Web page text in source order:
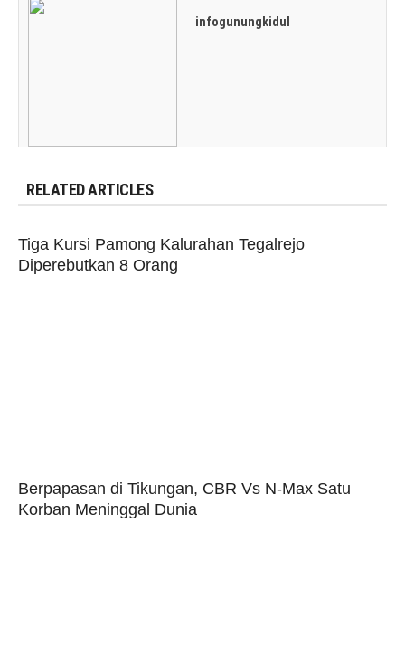
infogunungkidul
RELATED ARTICLES
Tiga Kursi Pamong Kalurahan Tegalrejo
Diperebutkan 8 Orang
Berpapasan di Tikungan, CBR Vs N-Max Satu
Korban Meninggal Dunia